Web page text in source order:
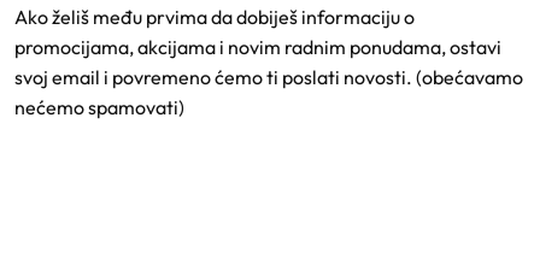
Ako želiš među prvima da dobiješ informaciju o
promocijama, akcijama i novim radnim ponudama, ostavi
svoj email i povremeno ćemo ti poslati novosti. (obećavamo
nećemo spamovati)